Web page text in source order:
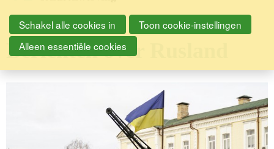
Berichten over Rusland
Schakel alle cookies in
Toon cookie-instellingen
Alleen essentiële cookies